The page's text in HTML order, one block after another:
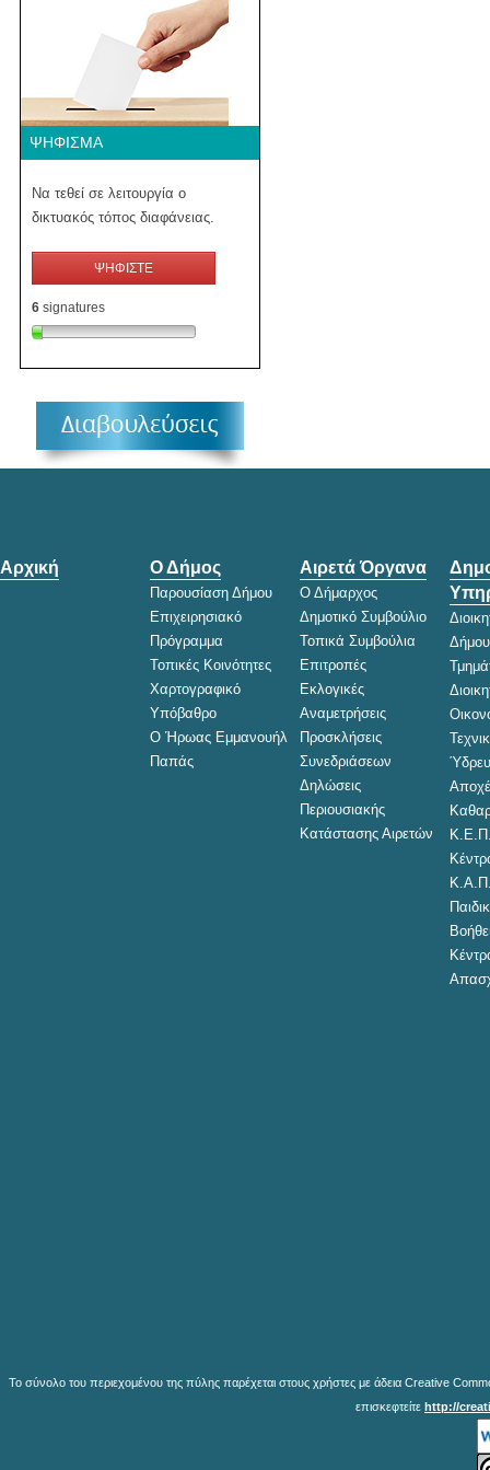
ΨΉΦΙΣΜΑ
Να τεθεί σε λειτουργία ο
δικτυακός τόπος διαφάνειας.
ΨΗΦΙΣΤΕ
6 signatures
Αρχική Ο Δήμος
Παρουσίαση Δήμου
Επιχειρησιακό
Πρόγραμμα
Τοπικές Κοινότητες
Χαρτογραφικό
Υπόβαθρο
Ο Ήρωας Εμμανουήλ
Παπάς
Αιρετά Όργανα
Ο Δήμαρχος
Δημοτικό Συμβούλιο
Τοπικά Συμβούλια
Επιτροπές
Εκλογικές
Αναμετρήσεις
Προσκλήσεις
Συνεδριάσεων
Δηλώσεις
Περιουσιακής
Κατάστασης Αιρετών
Δήμου
Το σύνολο του περιεχομένου της πύλης παρέχεται στους χρήστες με άδεια Creative
επισκεφτείτε http://